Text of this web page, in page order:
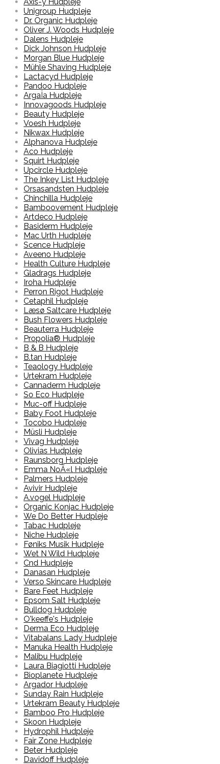
Unigroup Hudpleje
Dr. Organic Hudpleje
Oliver J. Woods Hudpleje
Dalens Hudpleje
Dick Johnson Hudpleje
Morgan Blue Hudpleje
Mühle Shaving Hudpleje
Lactacyd Hudpleje
Pandoo Hudpleje
ArgaÏa Hudpleje
Innovagoods Hudpleje
Beauty Hudpleje
Voesh Hudpleje
Nikwax Hudpleje
Alphanova Hudpleje
Aco Hudpleje
Squirt Hudpleje
Upcircle Hudpleje
The Inkey List Hudpleje
Orsasandsten Hudpleje
Chinchilla Hudpleje
Bamboovement Hudpleje
Artdeco Hudpleje
Basiderm Hudpleje
Mac Urth Hudpleje
Scence Hudpleje
Aveeno Hudpleje
Health Culture Hudpleje
Gladrags Hudpleje
Iroha Hudpleje
Perron Rigot Hudpleje
Cetaphil Hudpleje
Læsø Saltcare Hudpleje
Bush Flowers Hudpleje
Beauterra Hudpleje
Propolia® Hudpleje
B & B Hudpleje
B.tan Hudpleje
Teaology Hudpleje
Urtekram Hudpleje
Cannaderm Hudpleje
So Eco Hudpleje
Muc-off Hudpleje
Baby Foot Hudpleje
Tocobo Hudpleje
Müsli Hudpleje
Vivag Hudpleje
Olivias Hudpleje
Raunsborg Hudpleje
Emma NoÃ«l Hudpleje
Palmers Hudpleje
Avivir Hudpleje
A.vogel Hudpleje
Organic Konjac Hudpleje
We Do Better Hudpleje
Tabac Hudpleje
Niche Hudpleje
Føniks Musik Hudpleje
Wet N Wild Hudpleje
Cnd Hudpleje
Danasan Hudpleje
Verso Skincare Hudpleje
Bare Feet Hudpleje
Epsom Salt Hudpleje
Bulldog Hudpleje
O'keeffe's Hudpleje
Derma Eco Hudpleje
Vitabalans Lady Hudpleje
Manuka Health Hudpleje
Malibu Hudpleje
Laura Biagiotti Hudpleje
Bioplanete Hudpleje
Argador Hudpleje
Sunday Rain Hudpleje
Urtekram Beauty Hudpleje
Bamboo Pro Hudpleje
Skoon Hudpleje
Hydrophil Hudpleje
Fair Zone Hudpleje
Beter Hudpleje
Davidoff Hudpleje